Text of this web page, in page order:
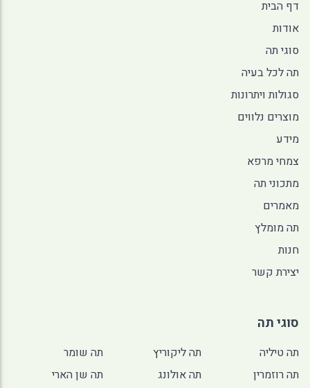
דף הבית
אודות
סוגי תה
תה לכל בעיה
סגולות ויתרונות
מוצרים נלווים
מידע
צמחי מרפא
מתכוני תה
מאמרים
תה מומלץ
חנות
יצירת קשר
סוגי תה
תה טיליה תה ליקוריץ
תה שומר
תה רוזמרין
תה אולונג
תה שן הארי